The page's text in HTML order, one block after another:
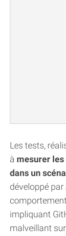
Les tests,
à mesurer les
dans un
développé par
impliquant
malveillant